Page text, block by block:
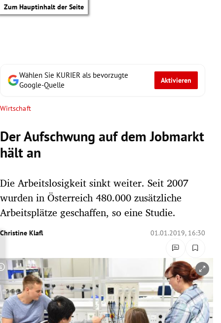
Zum Hauptinhalt der Seite
Untermenü
Untermenü
Untermenü
Untermenü
Wählen Sie KURIER als bevorzugte
Google-Quelle
Aktivieren
Wirtschaft
Der Aufschwung auf dem Jobmarkt
hält an
Die Arbeitslosigkeit sinkt weiter. Seit 2007
wurden in Österreich 480.000 zusätzliche
Arbeitsplätze geschaffen, so eine Studie.
Christine Klafl 01.01.2019, 16:30
Copyright-Hinweis öffnen/schließen